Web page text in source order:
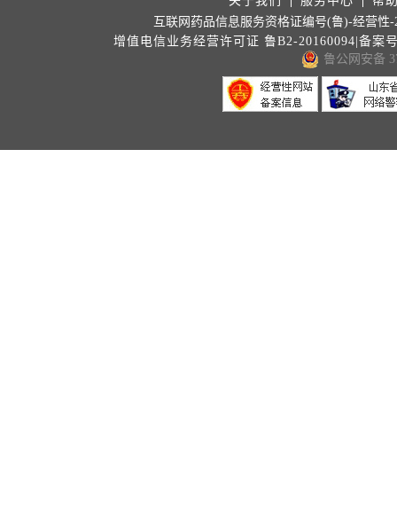
互联网药品信息服务资格证编号(鲁)-经营性-
增值电信业务经营许可证 鲁B2-20160094|备案
鲁公网安备